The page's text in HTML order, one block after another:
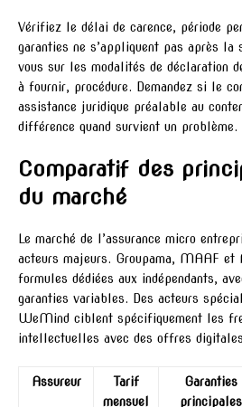
Vérifiez le délai de carence, période
garanties ne s’appliquent pas après la
vous sur les modalités de déclaration
à fournir, procédure. Demandez si le
assistance juridique préalable au
différence quand survient un problème.
Comparatif des
du marché
Le marché de l’assurance micro
acteurs majeurs. Groupama, MAAF et
formules dédiées aux indépendants,
garanties variables. Des acteurs
WeMind ciblent spécifiquement les
intellectuelles avec des offres
Assureur
Tarif
mensuel
Garanties
principales